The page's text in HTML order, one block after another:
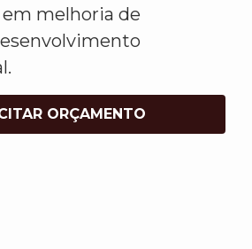
melhoria de
ORÇAMENTO